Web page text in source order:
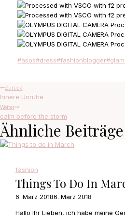
Schlagworte:
#asos#dress#fashionblogger#
Beitragsnavigation
Zurück
Innere Unruhe
Weiter
calm before the storm
Ähnliche Beiträge
fashion
Things To Do In
6. März 20186. März 2018
Hallo Ihr Lieben, ich habe meine